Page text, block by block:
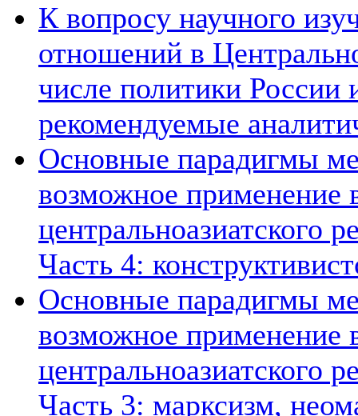
К вопросу научного
отношений в
числе политики России
рекомендуемые
Основные парадигмы
возможное применение
центральноазиатского
Часть 4:
Основные парадигмы
возможное применение
центральноазиатского
Часть 3: марксизм,